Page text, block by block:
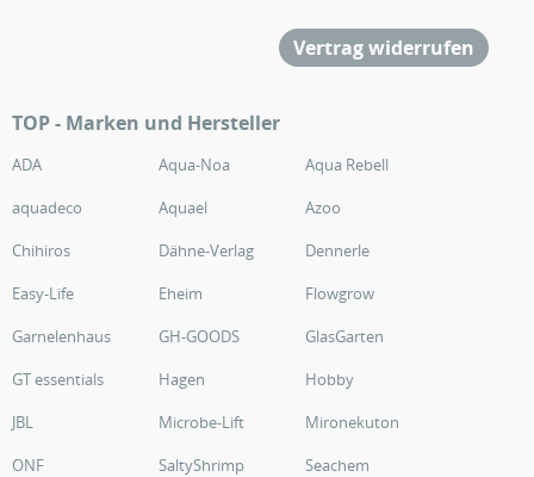
Vertrag widerrufen
TOP - Marken und Hersteller
ADA Aqua-Noa
Aqua Rebell
aquadeco
Aquael
Azoo
Chihiros
Dähne-Verlag
Dennerle
Easy-Life
Eheim
Flowgrow
Garnelenhaus
GH-GOODS
GlasGarten
GT essentials
Hagen
Hobby
JBL
Microbe-Lift
Mironekuton
ONF
SaltyShrimp
Seachem